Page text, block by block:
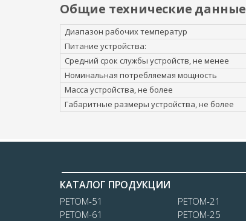
Общие технические данные
Диапазон рабочих температур
Питание устройства:
Средний срок службы устройств, не менее
Номинальная потребляемая мощность
Масса устройства, не более
Габаритные размеры устройства, не более
КАТАЛОГ ПРОДУКЦИИ
РЕТОМ-51
РЕТОМ-61
РЕТОМ-21
РЕТОМ-25